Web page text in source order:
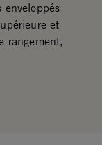
enveloppés
et
rangement,